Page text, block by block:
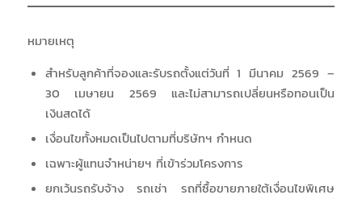
หมายเหตุ
สำหรับลูกค้าที่จองและรับรถตั้งแต่วันที่ 1 มีนาคม 2569 –
30 เมษายน 2569 และไม่สามารถเปลี่ยนหรือทอนเป็น
เงินสดได้
เงื่อนไขทั้งหมดเป็นไปตามที่บริษัทฯ กำหนด
เฉพาะผู้แทนจำหน่ายฯ ที่เข้าร่วมโครงการ
ยกเว้นรถรับจ้าง รถเช่า รถที่ซื้อขายภายใต้เงื่อนไขพิเศษ